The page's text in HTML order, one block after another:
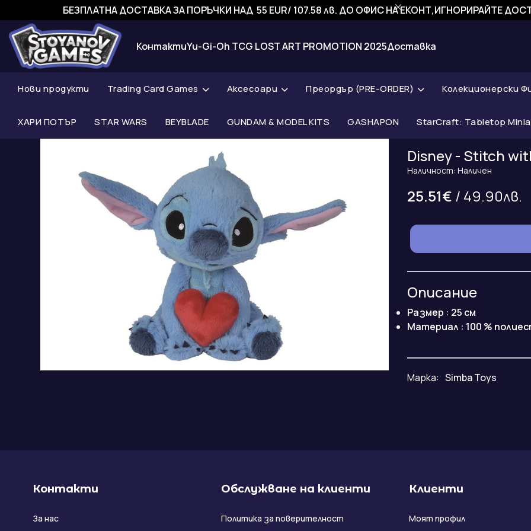
БЕЗПЛАТНА ДОСТАВКА ЗА ПОРЪЧКИ НАД 55 EUR/ 107.58 лв. ДО ОФИС НА ЕКОНТ,ИГНОРИРАЙТЕ
КонтактиYu-Gi-Oh TCG LOST ART PROMOTION 2025Доставка
Нови продукти Trading Card Games Аксесоари Преордър (PRE-ORDER) Колекционерски
ХАРИ ПОТЪР STAR WARS BEYBLADE GUNDAM & MODEL KITS GASHAPON StarCraft: Tabletop
Disney - Stitch
Наличност: Наличен
25.51€ / 49.90лв.
Описание
Размер : 25 см
Материал : 100 %
Марка: Simba Toys
Контакти
За нас
Обслужване на клиенти
Политика за поверителност
Клиенти
Моят профил